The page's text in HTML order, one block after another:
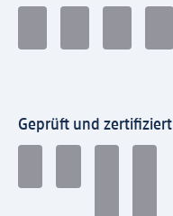
Geprüft und zertifiziert